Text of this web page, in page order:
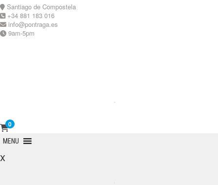
Skip
to
content
Santiago de Compostela
+34 881 183 016
info@pontraga.es
9am-5pm
0
Primary
MENU
x